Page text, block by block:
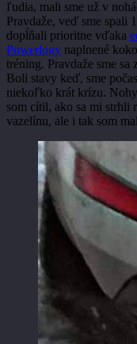
ľudia, mali sme už v
Pravdaže, veď sme spali
dopĺňali prioritne vďaka
Powerlogy naplnené
tréning. Pravdaže sme
Boli stavy keď, sme
niekoľko krát krízu. Nohy
som cítil, ako sa mi strhli
vazelínu, ale i tak som